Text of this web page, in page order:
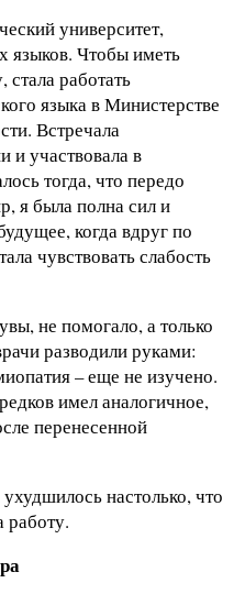
университет,
языков. Чтобы иметь
работать
языка в Министерстве
Встречала
и участвовала в
тогда, что передо
я была полна сил и
когда вдруг по
чувствовать слабость
не помогало, а только
разводили руками:
– еще не изучено.
имел аналогичное,
перенесенной
настолько, что
работу.